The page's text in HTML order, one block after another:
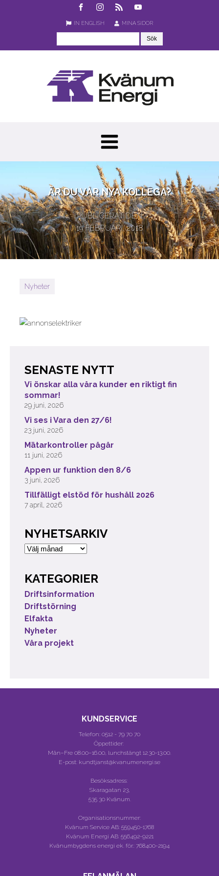
IN ENGLISH MINA SIDOR
ÄR DU VÅR NYA KOLLEGA?
PUBLICERAT DEN
19 FEBRUARI, 2018
Nyheter
SENASTE NYTT
Vi önskar alla våra kunder en riktigt fin
sommar!
29 juni, 2026
Vi ses i Vara den 27/6!
23 juni, 2026
Mätarkontroller pågår
11 juni, 2026
Appen ur funktion den 8/6
3 juni, 2026
Tillfälligt elstöd för hushåll 2026
7 april, 2026
NYHETSARKIV
Nyhetsarkiv
KATEGORIER
Driftsinformation
Driftstörning
Elfakta
Nyheter
Våra projekt
KUNDSERVICE
Telefon: 0512 - 79 70 70
Öppettider:
Mån–Fre 08.00–16.00, lunchstängt 12.30-13.00.
E-post: kundtjanst@kvanumenergi.se
Besöksadress:
Skaragatan 23,
535 30 Kvänum.
Organisationsnummer:
Kvänum Service AB: 559450-1768
Kvänum Energi AB: 556492-9221
Kvänumbygdens energi ek. för.: 768400-2194